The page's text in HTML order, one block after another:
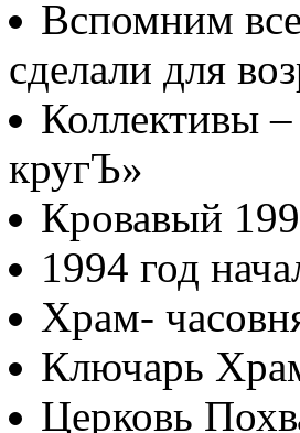
Вспомним
сделали для
Коллективы
кругЪ»
Кровавый
1994 год
Храм-
Ключарь
Церковь